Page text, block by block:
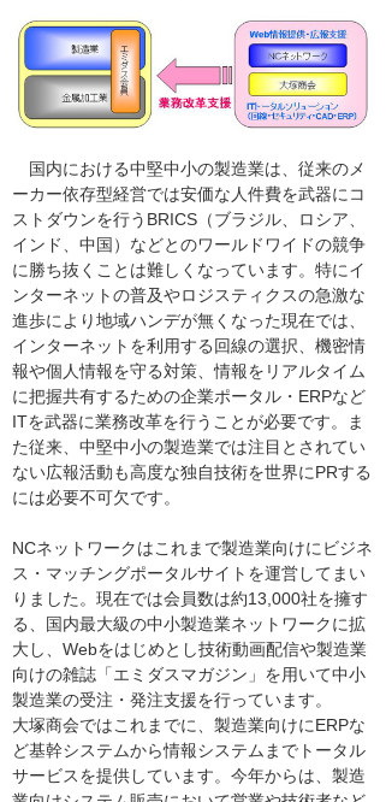
国内における中堅中小の製造業は、従来のメ
ーカー依存型経営では安価な人件費を武器にコ
ストダウンを行うBRICS（ブラジル、ロシア、
インド、中国）などとのワールドワイドの競争
に勝ち抜くことは難しくなっています。特にイ
ンターネットの普及やロジスティクスの急激な
進歩により地域ハンデが無くなった現在では、
インターネットを利用する回線の選択、機密情
報や個人情報を守る対策、情報をリアルタイム
に把握共有するための企業ポータル・ERPなど
ITを武器に業務改革を行うことが必要です。ま
た従来、中堅中小の製造業では注目とされてい
ない広報活動も高度な独自技術を世界にPRする
には必要不可欠です。
NCネットワークはこれまで製造業向けにビジネ
ス・マッチングポータルサイトを運営してまい
りました。現在では会員数は約13,000社を擁す
る、国内最大級の中小製造業ネットワークに拡
大し、Webをはじめとし技術動画配信や製造業
向けの雑誌「エミダスマガジン」を用いて中小
製造業の受注・発注支援を行っています。
大塚商会ではこれまでに、製造業向けにERPな
ど基幹システムから情報システムまでトータル
サービスを提供しています。今年からは、製造